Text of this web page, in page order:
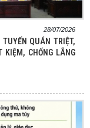
28/07/2026
QUÁN TRIỆT,
KIỆM, CHỐNG LÃNG